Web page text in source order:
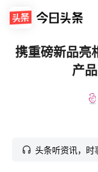
携重磅新品亮
产
头条听资讯，时